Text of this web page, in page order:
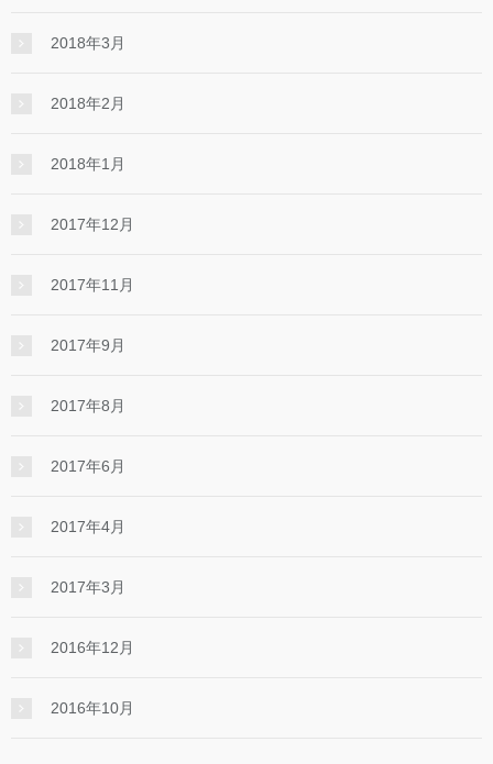
2018年3月
2018年2月
2018年1月
2017年12月
2017年11月
2017年9月
2017年8月
2017年6月
2017年4月
2017年3月
2016年12月
2016年10月